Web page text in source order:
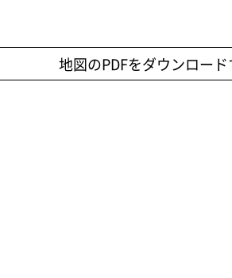
地図のPDFをダウンロー